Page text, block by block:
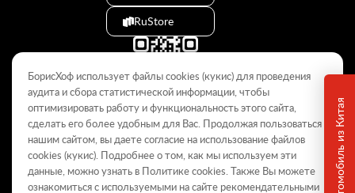
© 2009–2026
Данный интернет-сайт носит информационный характер и не
является публичной офертой, определяемой положениями Статьи
437 ГК РФ. Для получения подробной информации обращайтесь в
дилерские центры.
RuStore
БорисХоф использует файлы cookies (кукиc) для проведения
аудита и сбора статистической информации, чтобы
оптимизировать работу и функциональность этого сайта,
сделать его более удобным для Вас. Продолжая пользоваться
нашим сайтом, вы даете согласие на использование файлов
cookies (кукиc). Подробнее о том, как мы используем эти
данные, можно узнать в Политикеcookies. Также Вы можете
ознакомиться с используемыми на сайте рекомендательными